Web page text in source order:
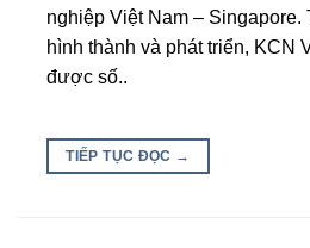
nghiệp Việt Nam – Singapore.
hình thành và phát triển, KCN
được số..
TIẾP TỤC ĐỌC →